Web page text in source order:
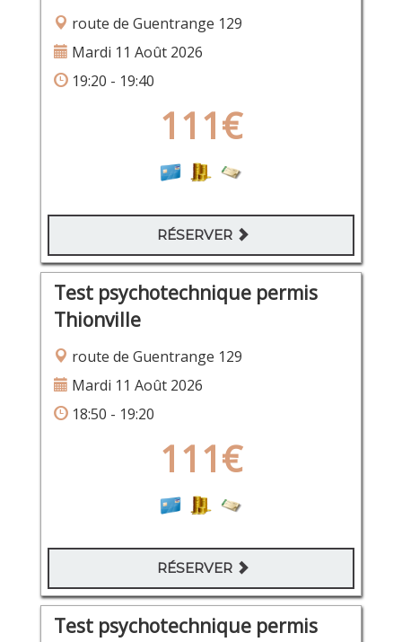
route de Guentrange 129
Mardi 11 Août 2026
19:20 - 19:40
111€
RÉSERVER
Test psychotechnique permis
Thionville
route de Guentrange 129
Mardi 11 Août 2026
18:50 - 19:20
111€
RÉSERVER
Test psychotechnique permis